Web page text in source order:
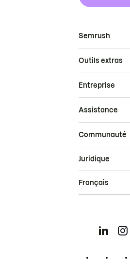
Semrush
Outils extras
Entreprise
Assistance
Communauté
Juridique
Français